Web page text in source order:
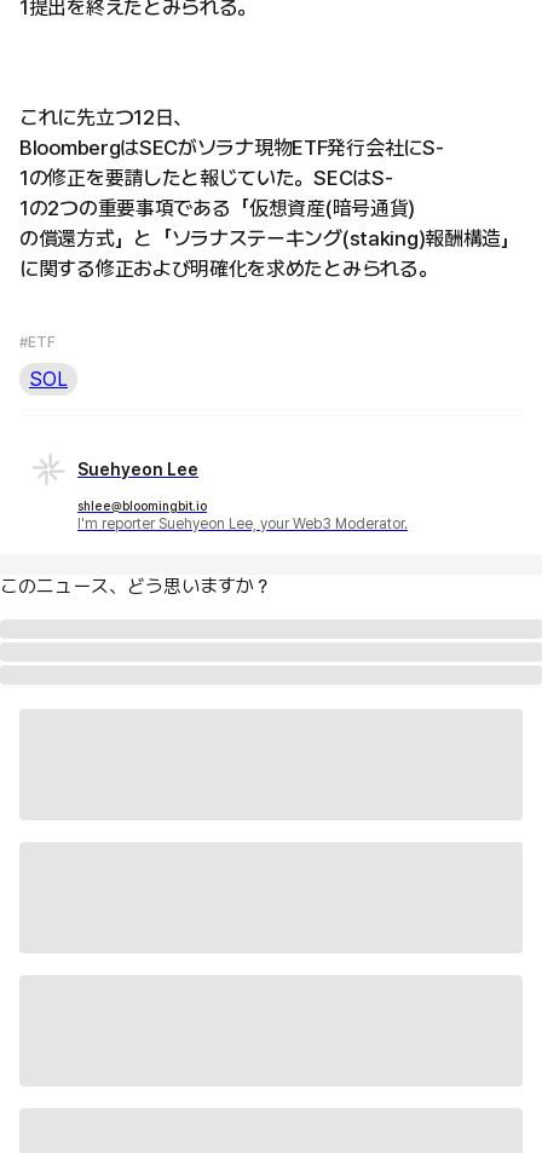
1提出を終えたとみられる。
これに先立つ12日、
BloombergはSECがソラナ現物ETF発行会社にS-
1の修正を要請したと報じていた。SECはS-
1の2つの重要事項である「仮想資産(暗号通貨)
の償還方式」と「ソラナステーキング(staking)報酬構造」
に関する修正および明確化を求めたとみられる。
#ETF
SOL
Suehyeon Lee
shlee@bloomingbit.io
I'm reporter Suehyeon Lee, your Web3 Moderator.
このニュース、どう思いますか？